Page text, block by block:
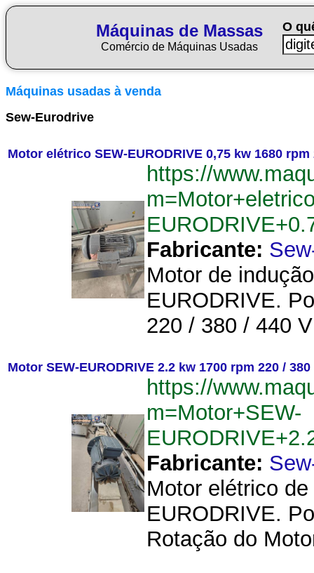
Máquinas de Massas
Comércio de Máquinas Usadas
O
Máquinas usadas à venda
Sew-Eurodrive
Motor elétrico SEW-EURODRIVE 0,75 kw 1680 rpm
https://
Fabricante:
Motor de
EURODRIVE.
220 / 380 / 440
Motor SEW-EURODRIVE 2.2 kw 1700 rpm 220 / 380
https://
m=Motor+SEW-
Fabricante:
Motor elétrico
EURODRIVE.
Rotação do